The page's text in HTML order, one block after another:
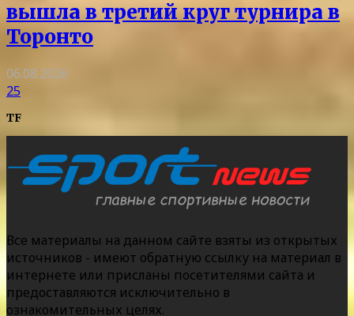
вышла в третий круг турнира в
Торонто
06.08.2026
25
TF
Все материалы на данном сайте взяты из открытых
источников - имеют обратную ссылку на материал в
интернете или присланы посетителями сайта и
предоставляются исключительно в
ознакомительных целях.